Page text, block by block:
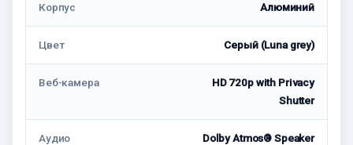
Корпус Алюминий
Цвет Серый (Luna grey)
Веб-камера
HD 720p with Privacy
Shutter
Аудио
Dolby Atmos® Speaker